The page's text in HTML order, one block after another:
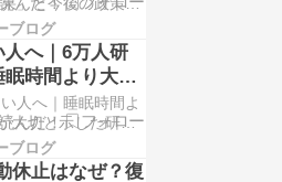
訴しない方針を…
」と今後の政策へ
支持率22.8%に急
た解散効果と今後
年6月 時事通
支持率22.8%に急
た「解散効果」と
影響 「選挙で大勝…
ブログ
人へ｜6万人研
時間より大切
の話
人へ｜睡眠時間よ
大切と示した研究
｜睡眠と長寿【後
｜猛暑と老化の関
ブログ
休止はなぜ？復